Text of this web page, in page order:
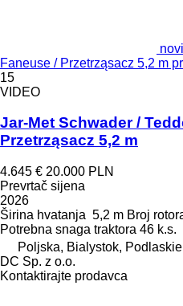
Faneuse / Przetrząsacz 5,2 m
15
VIDEO
Jar-Met Schwader /
Przetrząsacz 5,2 m
4.645 € 20.000 PLN
Prevrtač sijena
2026
Širina hvatanja 5,2 m Broj
Potrebna snaga traktora 46 k.s.
Poljska, Bialystok, Podlaskie
DC Sp. z o.o.
Kontaktirajte prodavca